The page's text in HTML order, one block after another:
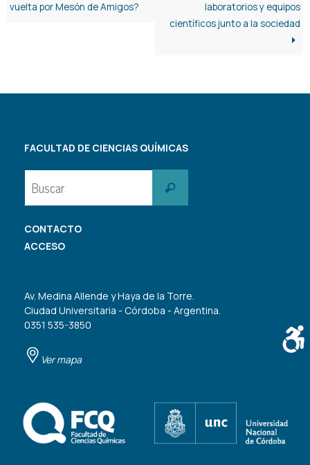
vuelta por Mesón de Amigos?
laboratorios y equipos
científicos junto a la sociedad
FACULTAD DE CIENCIAS QUÍMICAS
Buscar
CONTACTO
ACCESO
Av. Medina Allende y Haya de la Torre.
Ciudad Universitaria - Córdoba - Argentina.
0351 535-3850
Ver mapa